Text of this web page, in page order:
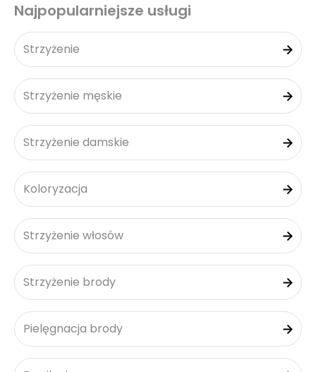
Najpopularniejsze usługi
Strzyżenie
Strzyżenie męskie
Strzyżenie damskie
Koloryzacja
Strzyżenie włosów
Strzyżenie brody
Pielęgnacja brody